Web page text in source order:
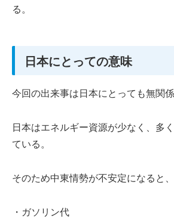
る。
日本にとっての意味
今回の出来事は日本にとっても無関係
日本はエネルギー資源が少なく、多
ている。
そのため中東情勢が不安定になると、
・ガソリン代